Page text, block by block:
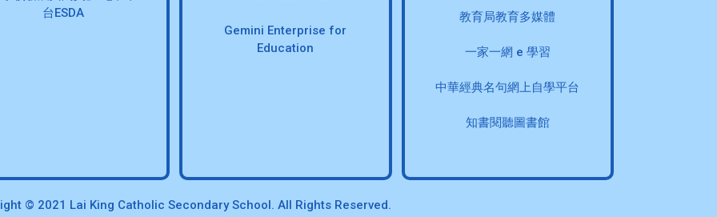
台ESDA
Gemini Enterprise for
Education
教育局教育多媒體
一家一網 e 學習
中華經典名句網上自學平台
知書閱聽圖書館
© 2021 Lai King Catholic Secondary School. All Rights Reserved.